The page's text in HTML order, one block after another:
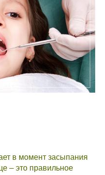
в момент засыпания
– это правильное